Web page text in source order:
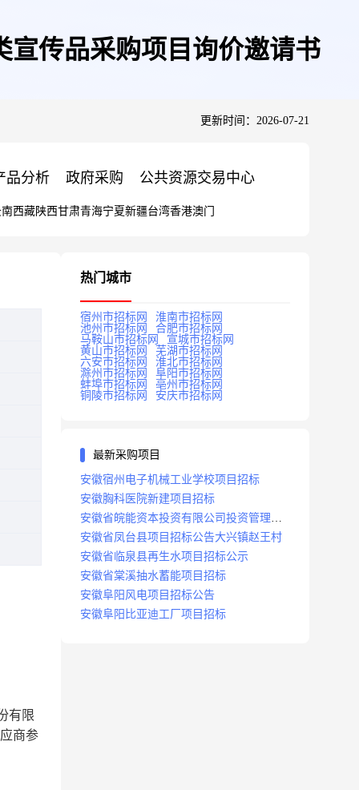
宣传品采购项目询价邀请书
更新时间：2026-07-21
品分析 政府采购 公共资源交易中心
西藏陕西甘肃青海宁夏新疆台湾香港澳门
有限
商参
热门城市
宿州市招标网
淮南市招标网
池州市招标网
合肥市招标网
马鞍山市招标网
宣城市招标网
黄山市招标网
芜湖市招标网
六安市招标网
淮北市招标网
滁州市招标网
阜阳市招标网
蚌埠市招标网
亳州市招标网
铜陵市招标网
安庆市招标网
最新采购项目
安徽宿州电子机械工业学校项目招标
安徽胸科医院新建项目招标
安徽省皖能资本投资有限公司投资管理系
统建设项目招标
安徽省凤台县项目招标公告大兴镇赵王村
安徽省临泉县再生水项目招标公示
安徽省棠溪抽水蓄能项目招标
安徽阜阳风电项目招标公告
安徽阜阳比亚迪工厂项目招标